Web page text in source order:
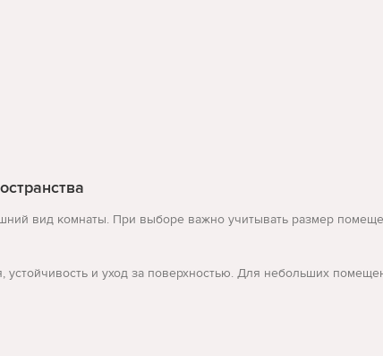
вид комнаты. При выборе важно учитывать размер
устойчивость и уход за поверхностью. Для небольших